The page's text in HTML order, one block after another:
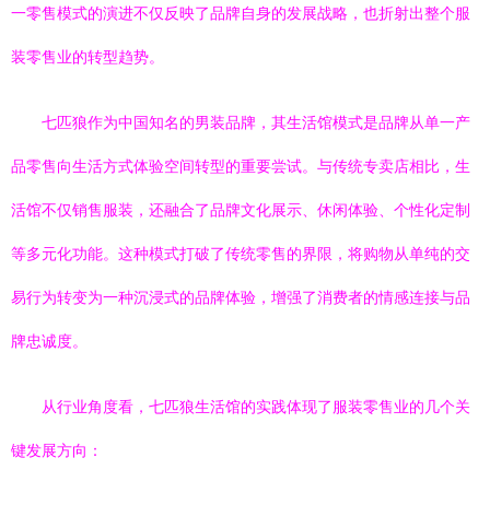
一零售模式的演进不仅反映了品牌自身的发展战略，也折射出整个服
装零售业的转型趋势。
七匹狼作为中国知名的男装品牌，其生活馆模式是品牌从单一产
品零售向生活方式体验空间转型的重要尝试。与传统专卖店相比，生
活馆不仅销售服装，还融合了品牌文化展示、休闲体验、个性化定制
等多元化功能。这种模式打破了传统零售的界限，将购物从单纯的交
易行为转变为一种沉浸式的品牌体验，增强了消费者的情感连接与品
牌忠诚度。
从行业角度看，七匹狼生活馆的实践体现了服装零售业的几个关
键发展方向：